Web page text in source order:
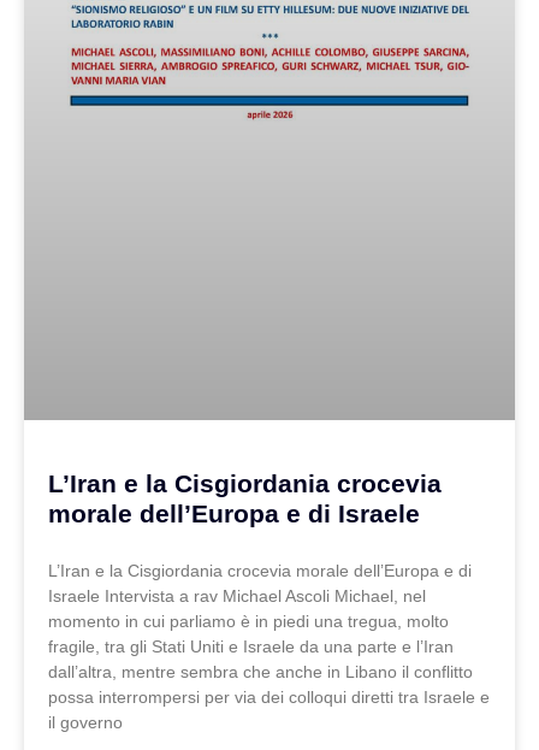
L’Iran e la Cisgiordania crocevia
morale dell’Europa e di Israele
L’Iran e la Cisgiordania crocevia morale dell’Europa e di
Israele Intervista a rav Michael Ascoli Michael, nel
momento in cui parliamo è in piedi una tregua, molto
fragile, tra gli Stati Uniti e Israele da una parte e l’Iran
dall’altra, mentre sembra che anche in Libano il conflitto
possa interrompersi per via dei colloqui diretti tra Israele e
il governo